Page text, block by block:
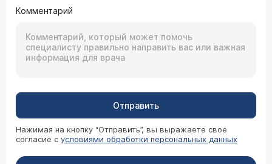
Комментарий
Отправить
Нажимая на кнопку “Отправить”, вы выражаете свое
согласие с условиями обработки персональных данных